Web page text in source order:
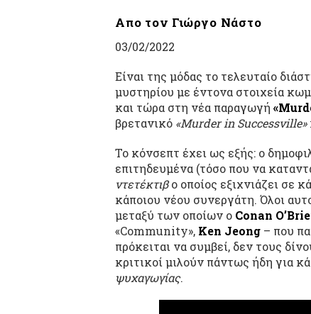
Απο τον Γιώργο Νάστο
03/02/2022
Είναι της μόδας το τελευταίο
μυστηρίου με έντονα στοιχεία
και τώρα στη νέα παραγωγή
βρετανικό «Murder in Successville»
Το κόνσεπτ έχει ως εξής: ο
επιτηδευμένα (τόσο που να
ντετέκτιβο οποίος εξιχνιάζει σε
κάποιου νέου συνεργάτη. Όλοι
μεταξύ των οποίων ο Conan
«Community», Ken Jeong – που
πρόκειται να συμβεί, δεν τους
κριτικοί μιλούν πάντως ήδη για
ψυχαγωγίας.